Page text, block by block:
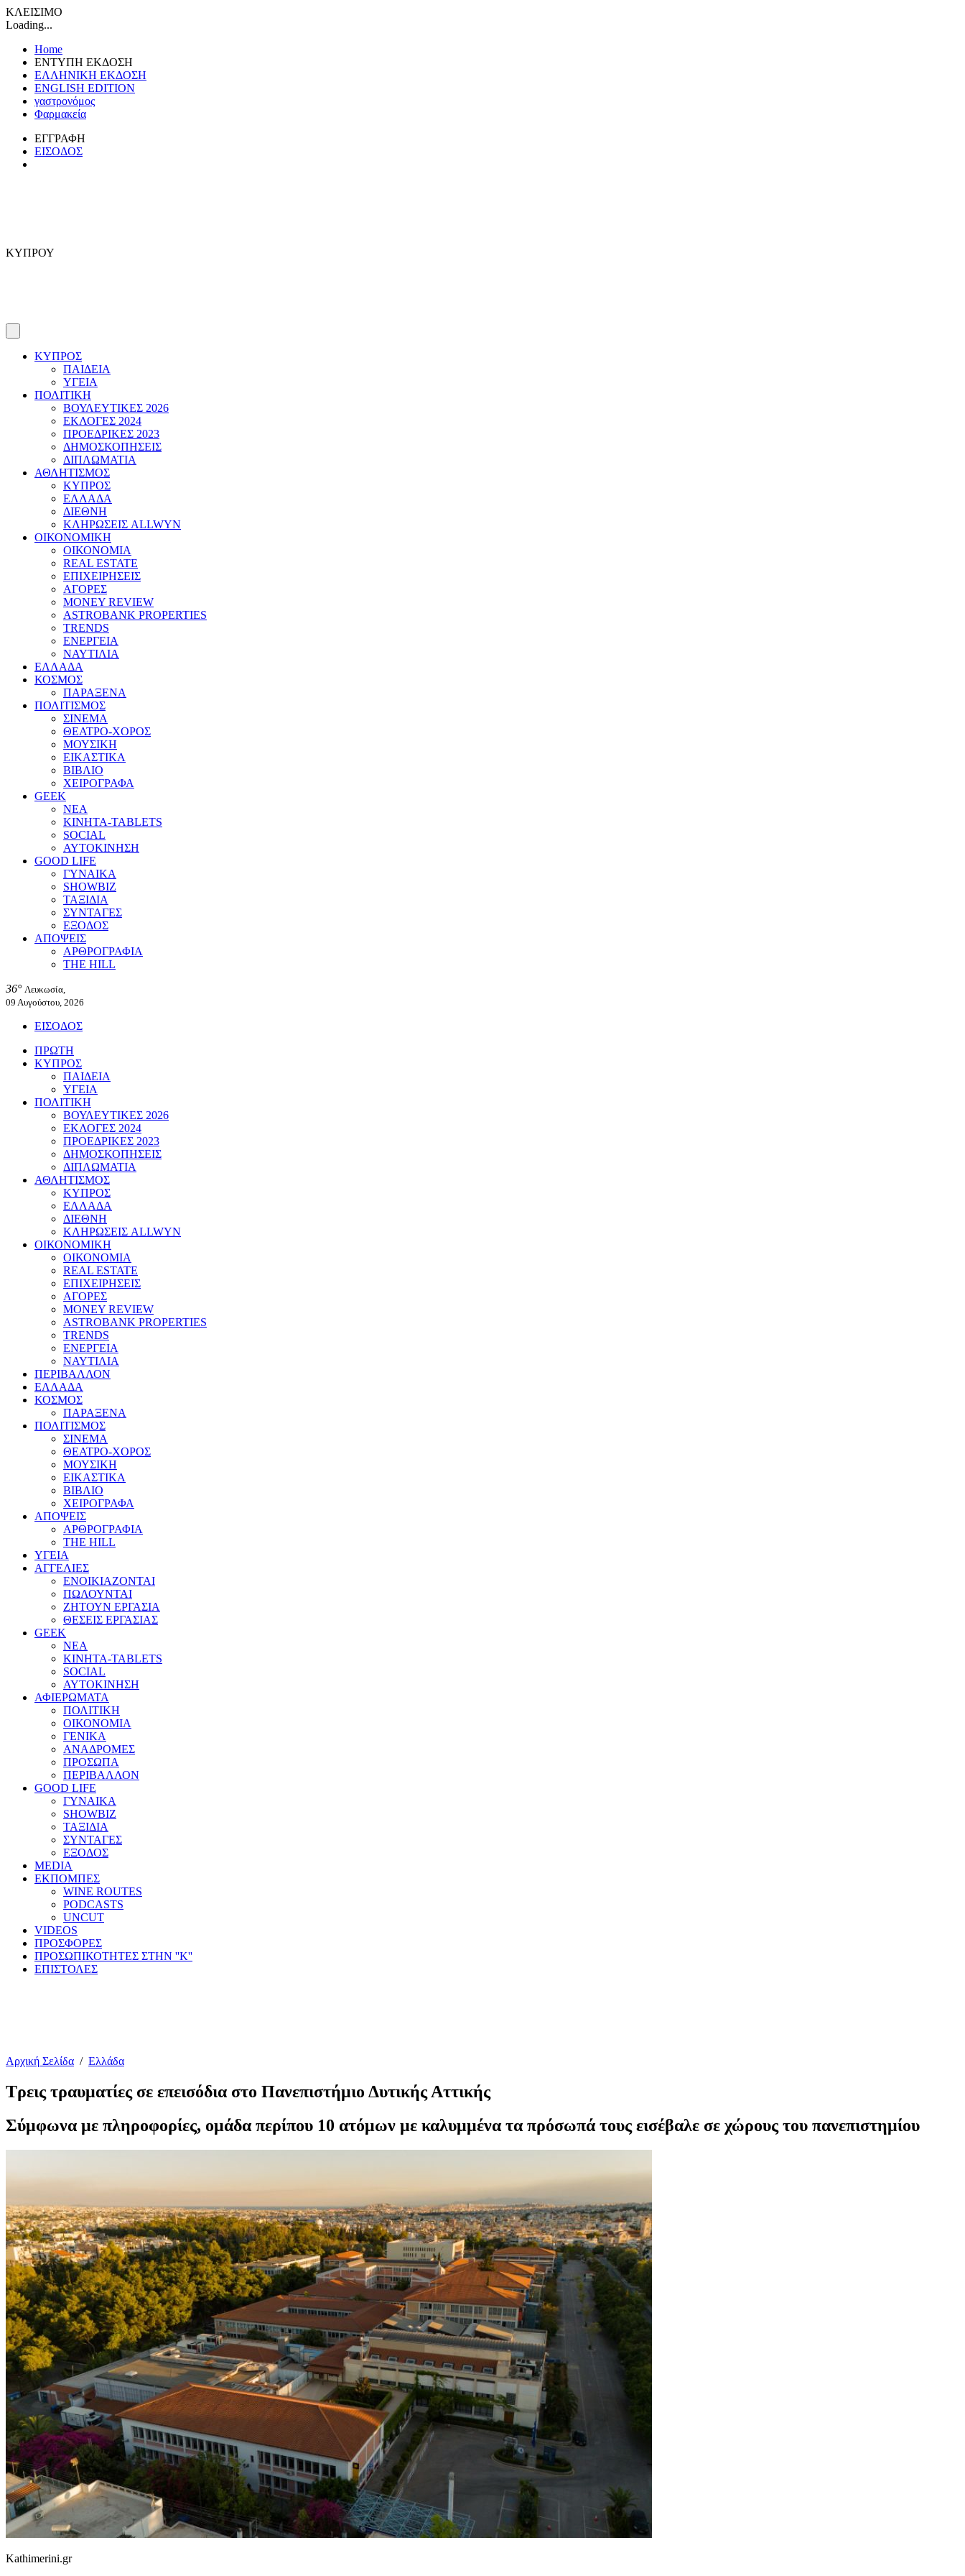
ΚΛΕΙΣΙΜΟ
Loading...
Home
ΕΝΤΥΠΗ ΕΚΔΟΣΗ
ΕΛΛΗΝΙΚΗ ΕΚΔΟΣΗ
ENGLISH EDITION
γαστρονόμος
Φαρμακεία
ΕΓΓΡΑΦΗ
ΕΙΣΟΔΟΣ
ΚΥΠΡΟΥ
ΚΥΠΡΟΣ
ΠΑΙΔΕΙΑ
ΥΓΕΙΑ
ΠΟΛΙΤΙΚΗ
ΒΟΥΛΕΥΤΙΚΕΣ 2026
ΕΚΛΟΓΕΣ 2024
ΠΡΟΕΔΡΙΚΕΣ 2023
ΔΗΜΟΣΚΟΠΗΣΕΙΣ
ΔΙΠΛΩΜΑΤΙΑ
ΑΘΛΗΤΙΣΜΟΣ
ΚΥΠΡΟΣ
ΕΛΛΑΔΑ
ΔΙΕΘΝΗ
ΚΛΗΡΩΣΕΙΣ ALLWYN
ΟΙΚΟΝΟΜΙΚΗ
ΟΙΚΟΝΟΜΙΑ
REAL ESTATE
ΕΠΙΧΕΙΡΗΣΕΙΣ
ΑΓΟΡΕΣ
MONEY REVIEW
ASTROBANK PROPERTIES
TRENDS
ΕΝΕΡΓΕΙΑ
ΝΑΥΤΙΛΙΑ
ΕΛΛΑΔΑ
ΚΟΣΜΟΣ
ΠΑΡΑΞΕΝΑ
ΠΟΛΙΤΙΣΜΟΣ
ΣΙΝΕΜΑ
ΘΕΑΤΡΟ-ΧΟΡΟΣ
ΜΟΥΣΙΚΗ
ΕΙΚΑΣΤΙΚΑ
ΒΙΒΛΙΟ
ΧΕΙΡΟΓΡΑΦΑ
GEEK
ΝΕΑ
ΚΙΝΗΤΑ-TABLETS
SOCIAL
ΑΥΤΟΚΙΝΗΣΗ
GOOD LIFE
ΓΥΝΑΙΚΑ
SHOWBIZ
ΤΑΞΙΔΙΑ
ΣΥΝΤΑΓΕΣ
ΕΞΟΔΟΣ
ΑΠΟΨΕΙΣ
ΑΡΘΡΟΓΡΑΦΙΑ
THE HILL
36° Λευκωσία,
09 Αυγούστου, 2026
ΕΙΣΟΔΟΣ
ΠΡΩΤΗ
ΚΥΠΡΟΣ
ΠΑΙΔΕΙΑ
ΥΓΕΙΑ
ΠΟΛΙΤΙΚΗ
ΒΟΥΛΕΥΤΙΚΕΣ 2026
ΕΚΛΟΓΕΣ 2024
ΠΡΟΕΔΡΙΚΕΣ 2023
ΔΗΜΟΣΚΟΠΗΣΕΙΣ
ΔΙΠΛΩΜΑΤΙΑ
ΑΘΛΗΤΙΣΜΟΣ
ΚΥΠΡΟΣ
ΕΛΛΑΔΑ
ΔΙΕΘΝΗ
ΚΛΗΡΩΣΕΙΣ ALLWYN
ΟΙΚΟΝΟΜΙΚΗ
ΟΙΚΟΝΟΜΙΑ
REAL ESTATE
ΕΠΙΧΕΙΡΗΣΕΙΣ
ΑΓΟΡΕΣ
MONEY REVIEW
ASTROBANK PROPERTIES
TRENDS
ΕΝΕΡΓΕΙΑ
ΝΑΥΤΙΛΙΑ
ΠΕΡΙΒΑΛΛΟΝ
ΕΛΛΑΔΑ
ΚΟΣΜΟΣ
ΠΑΡΑΞΕΝΑ
ΠΟΛΙΤΙΣΜΟΣ
ΣΙΝΕΜΑ
ΘΕΑΤΡΟ-ΧΟΡΟΣ
ΜΟΥΣΙΚΗ
ΕΙΚΑΣΤΙΚΑ
ΒΙΒΛΙΟ
ΧΕΙΡΟΓΡΑΦΑ
ΑΠΟΨΕΙΣ
ΑΡΘΡΟΓΡΑΦΙΑ
THE HILL
ΥΓΕΙΑ
ΑΓΓΕΛΙΕΣ
ΕΝΟΙΚΙΑΖΟΝΤΑΙ
ΠΩΛΟΥΝΤΑΙ
ΖΗΤΟΥΝ ΕΡΓΑΣΙΑ
ΘΕΣΕΙΣ ΕΡΓΑΣΙΑΣ
GEEK
ΝΕΑ
ΚΙΝΗΤΑ-TABLETS
SOCIAL
ΑΥΤΟΚΙΝΗΣΗ
ΑΦΙΕΡΩΜΑΤΑ
ΠΟΛΙΤΙΚΗ
ΟΙΚΟΝΟΜΙΑ
ΓΕΝΙΚΑ
ΑΝΑΔΡΟΜΕΣ
ΠΡΟΣΩΠΑ
ΠΕΡΙΒΑΛΛΟΝ
GOOD LIFE
ΓΥΝΑΙΚΑ
SHOWBIZ
ΤΑΞΙΔΙΑ
ΣΥΝΤΑΓΕΣ
ΕΞΟΔΟΣ
MEDIA
ΕΚΠΟΜΠΕΣ
WINE ROUTES
PODCASTS
UNCUT
VIDEOS
ΠΡΟΣΦΟΡΕΣ
ΠΡΟΣΩΠΙΚΟΤΗΤΕΣ ΣΤΗΝ ''Κ''
ΕΠΙΣΤΟΛΕΣ
Αρχική Σελίδα / Ελλάδα
Τρεις τραυματίες σε επεισόδια στο Πανεπιστήμιο Δυτικής Αττικής
Σύμφωνα με πληροφορίες, ομάδα περίπου 10 ατόμων με καλυμμένα τα πρόσωπά τους εισέβαλε σε χώρους του πανεπιστημίου
Kathimerini.gr